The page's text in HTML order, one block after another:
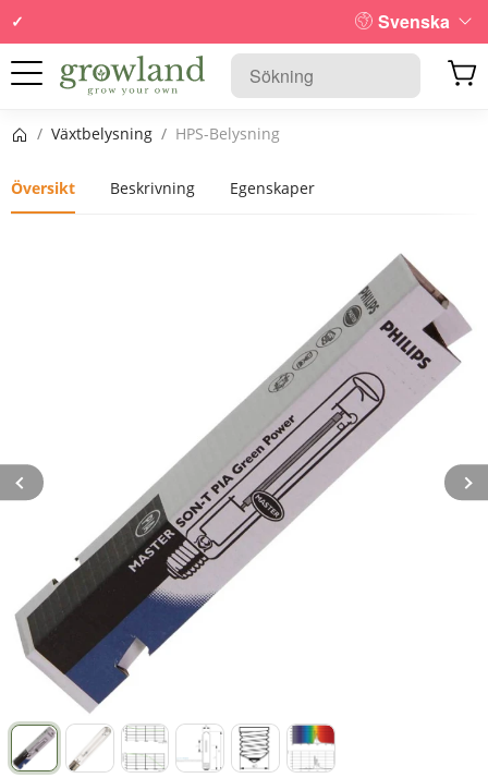
Svenska
Startsida
/ Växtbelysning / HPS-Belysning
Översikt Beskrivning Egenskaper